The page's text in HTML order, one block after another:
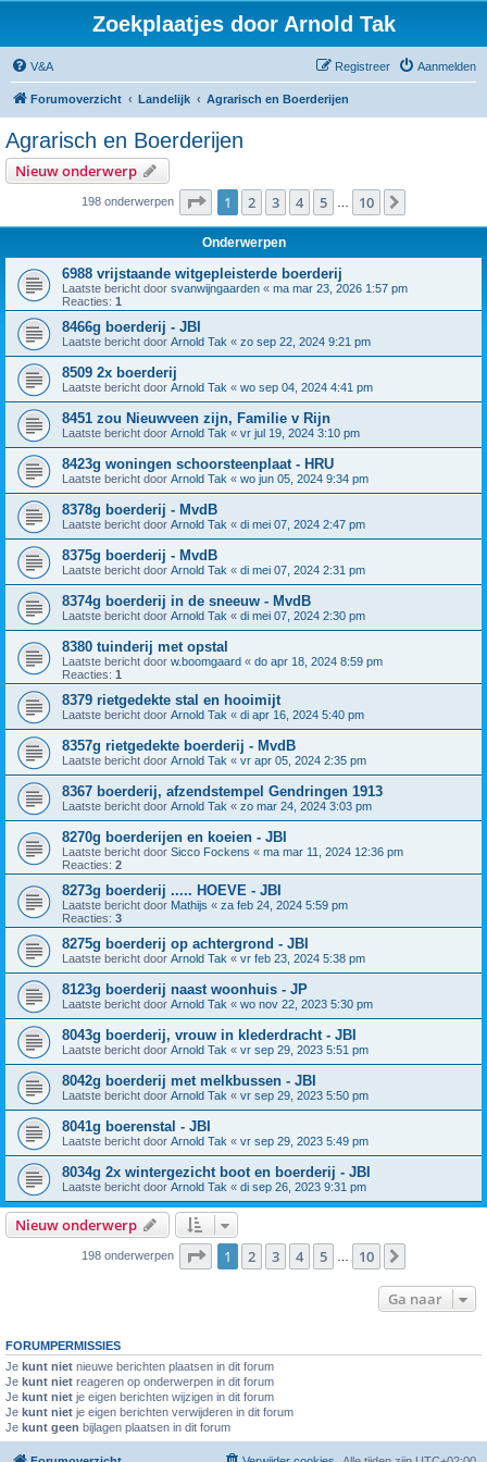
Zoekplaatjes door Arnold Tak
V&A Aanmelden
Registreer
Forumoverzicht Landelijk Agrarisch en Boerderijen
Agrarisch en Boerderijen
Nieuw onderwerp
198 onderwerpen Pagina van 10
1 2 3 4 5 10
Onderwerpen
6988 vrijstaande witgepleisterde boerderij
Laatste bericht door svanwijngaarden « ma mar 23, 2026 1:57 pm
Reacties: 1
8466g boerderij - JBI
Laatste bericht door Arnold Tak « zo sep 22, 2024 9:21 pm
8509 2x boerderij
Laatste bericht door Arnold Tak « wo sep 04, 2024 4:41 pm
8451 zou Nieuwveen zijn, Familie v Rijn
Laatste bericht door Arnold Tak « vr jul 19, 2024 3:10 pm
8423g woningen schoorsteenplaat - HRU
Laatste bericht door Arnold Tak « wo jun 05, 2024 9:34 pm
8378g boerderij - MvdB
Laatste bericht door Arnold Tak « di mei 07, 2024 2:47 pm
8375g boerderij - MvdB
Laatste bericht door Arnold Tak « di mei 07, 2024 2:31 pm
8374g boerderij in de sneeuw - MvdB
Laatste bericht door Arnold Tak « di mei 07, 2024 2:30 pm
8380 tuinderij met opstal
Laatste bericht door w.boomgaard « do apr 18, 2024 8:59 pm
Reacties: 1
8379 rietgedekte stal en hooimijt
Laatste bericht door Arnold Tak « di apr 16, 2024 5:40 pm
8357g rietgedekte boerderij - MvdB
Laatste bericht door Arnold Tak « vr apr 05, 2024 2:35 pm
8367 boerderij, afzendstempel Gendringen 1913
Laatste bericht door Arnold Tak « zo mar 24, 2024 3:03 pm
8270g boerderijen en koeien - JBI
Laatste bericht door Sicco Fockens « ma mar 11, 2024 12:36 pm
Reacties: 2
8273g boerderij ..... HOEVE - JBI
Laatste bericht door Mathijs « za feb 24, 2024 5:59 pm
Reacties: 3
8275g boerderij op achtergrond - JBI
Laatste bericht door Arnold Tak « vr feb 23, 2024 5:38 pm
8123g boerderij naast woonhuis - JP
Laatste bericht door Arnold Tak « wo nov 22, 2023 5:30 pm
8043g boerderij, vrouw in klederdracht - JBI
Laatste bericht door Arnold Tak « vr sep 29, 2023 5:51 pm
8042g boerderij met melkbussen - JBI
Laatste bericht door Arnold Tak « vr sep 29, 2023 5:50 pm
8041g boerenstal - JBI
Laatste bericht door Arnold Tak « vr sep 29, 2023 5:49 pm
8034g 2x wintergezicht boot en boerderij - JBI
Laatste bericht door Arnold Tak « di sep 26, 2023 9:31 pm
Nieuw onderwerp
198 onderwerpen Pagina van 10
1 2 3 4 5 10
Ga naar
FORUMPERMISSIES
Je kunt niet nieuwe berichten plaatsen in dit forum
Je kunt niet reageren op onderwerpen in dit forum
Je kunt niet je eigen berichten wijzigen in dit forum
Je kunt niet je eigen berichten verwijderen in dit forum
Je kunt geen bijlagen plaatsen in dit forum